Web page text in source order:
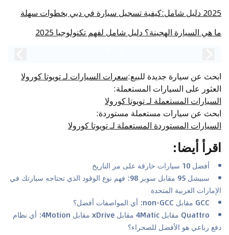
2025 دليل شامل:كيفية تسجيل سيارة في دبي بخطوات سهلة
ما هي السيارة الهجينة؟ دليل شامل لفهم تكنولوجيا 2025
ابحث عن سيارة جديدة للبيع:سعرات السيارات لـ تويوتا كورولا
العثور على السيارات المستعملة:
السيارات المستعملة لـ تويوتا كورولا
ابحث عن سيارات مستعملة مستوردة:
السيارات المستوردة المستعملة لـ تويوتا كورولا
اقرأ أيضا:
أفضل 10 سيارات خارقة على مر التاريخ
سبيشل 95 مقابل سوبر 98: فهم نوع الوقود الذي تحتاجه سيارتك في
الإمارات العربية المتحدة
GCC مقابل non-GCC: أي المواصفات أفضل؟
Quattro مقابل 4Matic مقابل xDrive مقابل 4Motion: أي نظام
دفع رباعي هو الأفضل للصحراء؟